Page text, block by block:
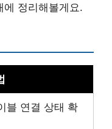
에 정리해볼게요.
블 연결 상태 확